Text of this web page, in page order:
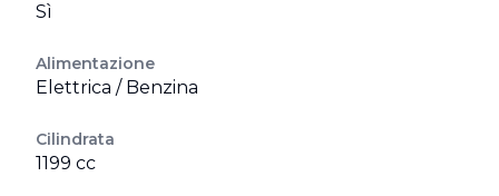
Sì
Alimentazione
Elettrica / Benzina
Cilindrata
1199 cc